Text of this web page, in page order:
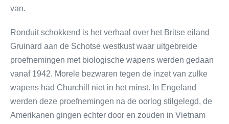
van.
Ronduit schokkend is het verhaal over het Britse eiland
Gruinard aan de Schotse westkust waar uitgebreide
proefnemingen met biologische wapens werden gedaan
vanaf 1942. Morele bezwaren tegen de inzet van zulke
wapens had Churchill niet in het minst. In Engeland
werden deze proefnemingen na de oorlog stilgelegd, de
Amerikanen gingen echter door en zouden in Vietnam